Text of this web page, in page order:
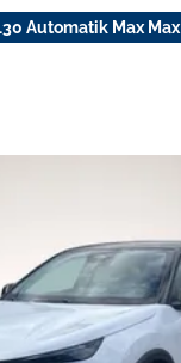
Automatik Max Max